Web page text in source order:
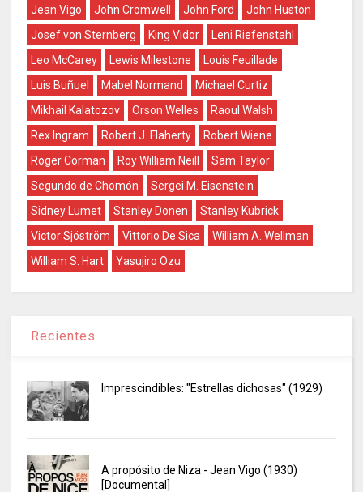
Jean Vigo
John Cromwell John Ford
John Huston
Josef von Sternberg
King Vidor
Leni Riefenstahl
Leo McCarey
Lewis Milestone
Louis Feuillade
Luis Buñuel
Mabel Normand
Michael Curtiz
Mikhail Kalatozov
Orson Welles
Raoul Walsh
Rex Ingram
Robert J. Flaherty
Robert Wiene
Roger Corman
Roy William Neill
Sam Taylor
Segundo de Chomón
Sergei M. Eisenstein
Sidney Lumet
Stanley Donen
Stanley Kubrick
Victor Sjöström
Vittorio De Sica
William A. Wellman
William S. Hart
Yasujiro Ozu
Recientes
Imprescindibles: "Estrellas dichosas" (1929)
A propósito de Niza - Jean Vigo (1930)
[Documental]